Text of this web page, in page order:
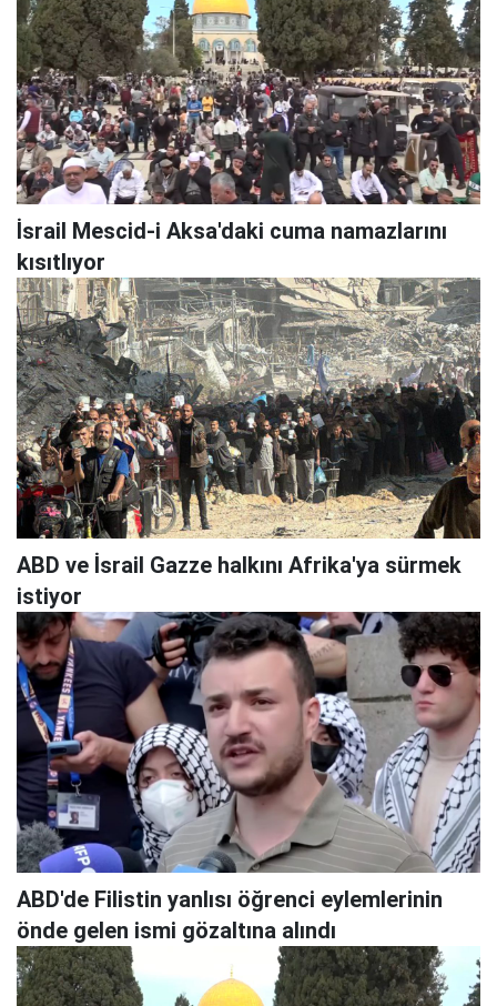
İsrail Mescid-i Aksa'daki cuma namazlarını
kısıtlıyor
ABD ve İsrail Gazze halkını Afrika'ya sürmek
istiyor
ABD'de Filistin yanlısı öğrenci eylemlerinin
önde gelen ismi gözaltına alındı